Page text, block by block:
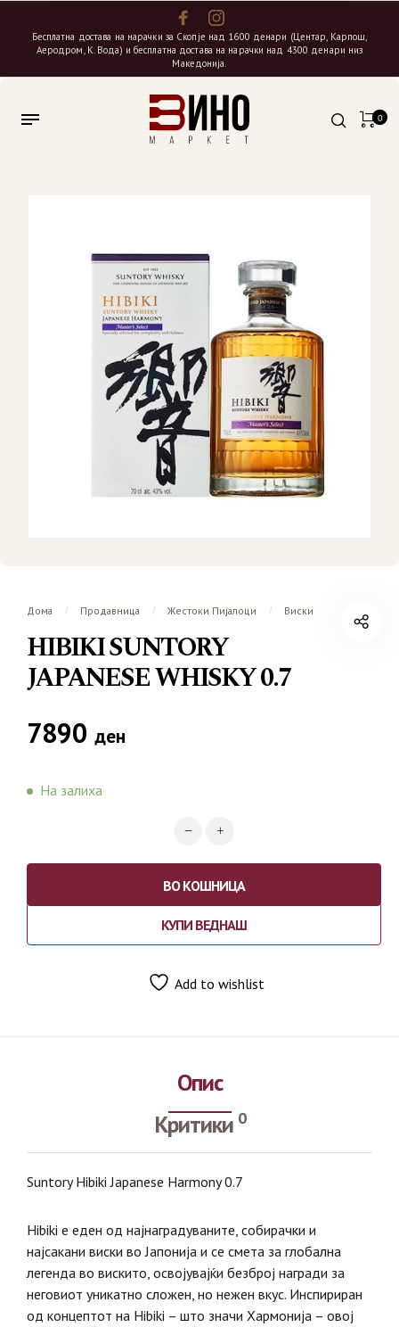
Бесплатна достава на нарачки за Скопје над 1600 денари (Центар, Карпош,
Аеродром, К. Вода) и бесплатна достава на нарачки над 4300 денари низ
Македонија.
0
Дома / Продавница / Жестоки Пијалоци / Виски
HIBIKI SUNTORY
JAPANESE WHISKY 0.7
7890 ден
На залиха
ВО КОШНИЦА
КУПИ ВЕДНАШ
Add to wishlist
Опис
Критики 0
Suntory Hibiki Japanese Harmony 0.7
Hibiki е еден од најнаградуваните, собирачки и
најсакани виски во Јапонија и се смета за глобална
легенда во вискито, освојувајќи безброј награди за
неговиот уникатно сложен, но нежен вкус. Инспириран
од концептот на Hibiki – што значи Хармонија – овој